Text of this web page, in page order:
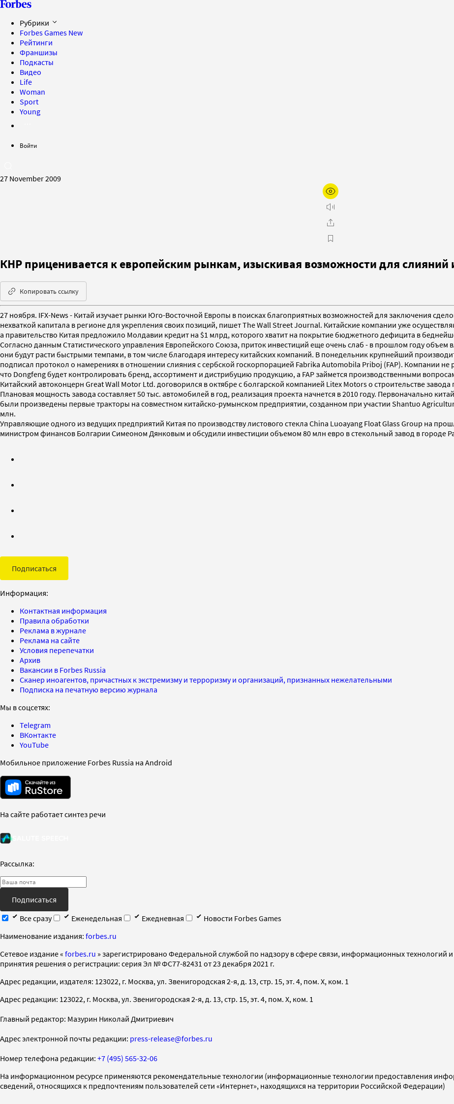
Рубрики
Forbes Games New
Рейтинги
Франшизы
Подкасты
Видео
Life
Woman
Sport
Young
Войти
27 November 2009
КНР приценивается к европейским рынкам, изыскивая возможности для слияний
Копировать ссылку
27 ноября. IFX-News - Китай изучает рынки Юго-Восточной Европы в поисках благоприятных возможностей для заключения
нехваткой капитала в регионе для укрепления своих позиций, пишет The Wall Street Journal. Китайские компании уже
а правительство Китая предложило Молдавии кредит на $1 млрд, которого хватит на покрытие бюджетного дефицита в
Согласно данным Статистического управления Европейского Союза, приток инвестиций еще очень слаб - в прошлом году
они будут расти быстрыми темпами, в том числе благодаря интересу китайских компаний. В понедельник крупнейший
подписал протокол о намерениях в отношении слияния с сербской госкорпорацией Fabrika Automobila Priboj (FAP). Компании
что Dongfeng будет контролировать бренд, ассортимент и дистрибуцию продукцию, а FAP займется производственными
Китайский автоконцерн Great Wall Motor Ltd. договорился в октябре с болгарской компанией Litex Motors о строительстве
Плановая мощность завода составляет 50 тыс. автомобилей в год, реализация проекта начнется в 2010 году. Первоначально
были произведены первые тракторы на совместном китайско-румынском предприятии, созданном при участии Shantuo
млн.
Управляющие одного из ведущих предприятий Китая по производству листового стекла China Luoayang Float Glass Group на
министром финансов Болгарии Симеоном Дянковым и обсудили инвестиции объемом 80 млн евро в стекольный завод в городе
Подписаться
Информация:
Контактная информация
Правила обработки
Реклама в журнале
Реклама на сайте
Условия перепечатки
Архив
Вакансии в Forbes Russia
Сканер иноагентов, причастных к экстремизму и терроризму и организаций, признанных нежелательными
Подписка на печатную версию журнала
Мы в соцсетях:
Telegram
ВКонтакте
YouTube
Мобильное приложение Forbes Russia на Android
На сайте работает синтез речи
Рассылка:
Подписаться
Все сразу
Еженедельная Ежедневная
Новости Forbes Games
Наименование издания: forbes.ru
Cетевое издание « forbes.ru » зарегистрировано Федеральной службой по надзору в сфере связи, информационных технологий
принятия решения о регистрации: серия Эл № ФС77-82431 от 23 декабря 2021 г.
Адрес редакции, издателя: 123022, г. Москва, ул. Звенигородская 2-я, д. 13, стр. 15, эт. 4, пом. X, ком. 1
Адрес редакции: 123022, г. Москва, ул. Звенигородская 2-я, д. 13, стр. 15, эт. 4, пом. X, ком. 1
Главный редактор: Мазурин Николай Дмитриевич
Адрес электронной почты редакции: press-release@forbes.ru
Номер телефона редакции: +7 (495) 565-32-06
На информационном ресурсе применяются рекомендательные технологии (информационные технологии предоставления
сведений, относящихся к предпочтениям пользователей сети «Интернет», находящихся на территории Российской Федерации)